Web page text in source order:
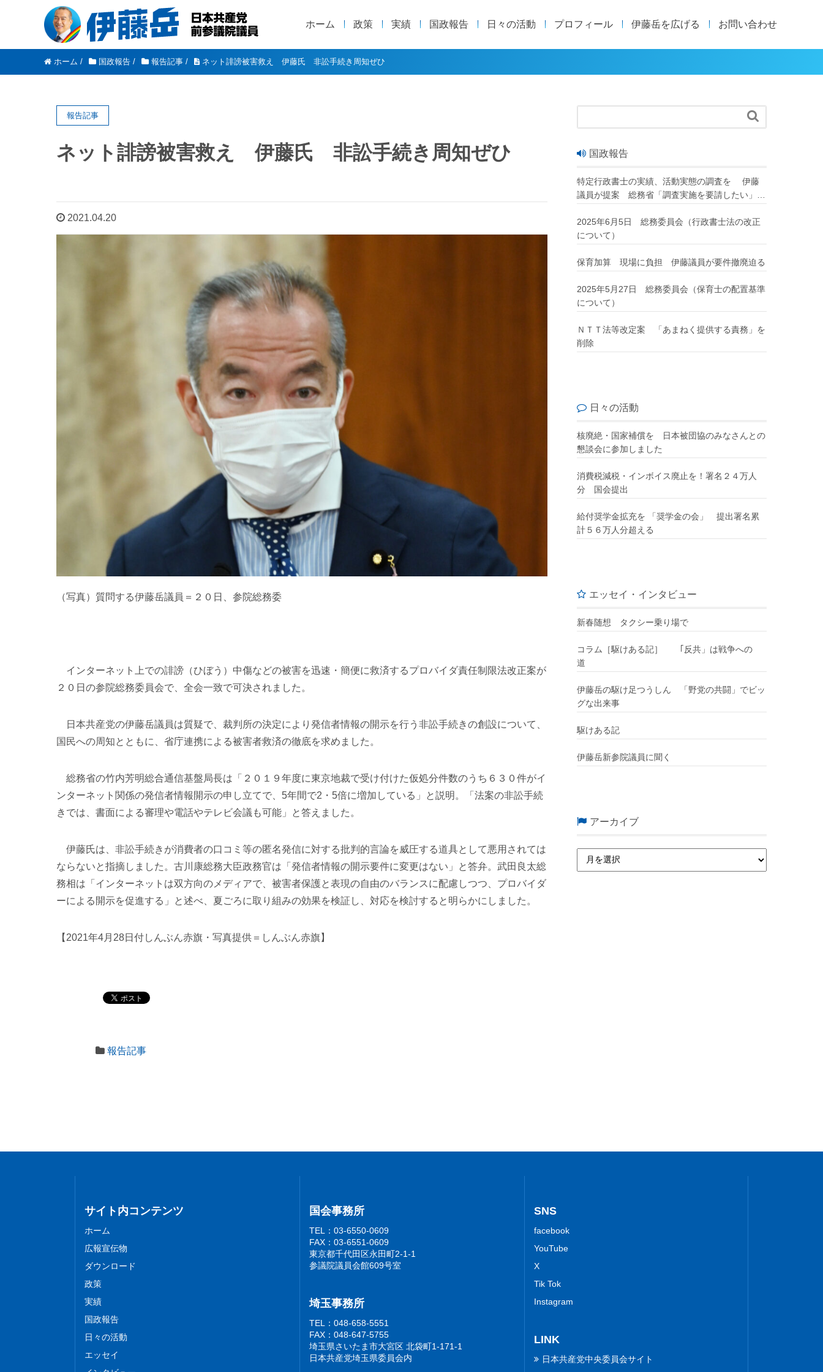
ホーム 政策 実績 国政報告 日々の活動 プロフィール 伊藤岳を広げる お問い合わせ
ホーム / 国政報告 / 報告記事 / ネット誹謗被害救え 伊藤氏 非訟手続き周知ぜひ
報告記事
ネット誹謗被害救え 伊藤氏 非訟手続き周知ぜひ
2021.04.20
（写真）質問する伊藤岳議員＝２０日、参院総務委
インターネット上での誹謗（ひぼう）中傷などの被害を迅速・簡便に救済するプロバイダ責任制限法改正案が
２０日の参院総務委員会で、全会一致で可決されました。
日本共産党の伊藤岳議員は質疑で、裁判所の決定により発信者情報の開示を行う非訟手続きの創設について、
国民への周知とともに、省庁連携による被害者救済の徹底を求めました。
総務省の竹内芳明総合通信基盤局長は「２０１９年度に東京地裁で受け付けた仮処分件数のうち６３０件がイ
ンターネット関係の発信者情報開示の申し立てで、5年間で2・5倍に増加している」と説明。「法案の非訟手続
きでは、書面による審理や電話やテレビ会議も可能」と答えました。
伊藤氏は、非訟手続きが消費者の口コミ等の匿名発信に対する批判的言論を威圧する道具として悪用されては
ならないと指摘しました。古川康総務大臣政務官は「発信者情報の開示要件に変更はない」と答弁。武田良太総
務相は「インターネットは双方向のメディアで、被害者保護と表現の自由のバランスに配慮しつつ、プロバイダ
ーによる開示を促進する」と述べ、夏ごろに取り組みの効果を検証し、対応を検討すると明らかにしました。
【2021年4月28日付しんぶん赤旗・写真提供＝しんぶん赤旗】
報告記事

国政報告
特定行政書士の実績、活動実態の調査を 伊藤
議員が提案 総務省「調査実施を要請したい」
2025年6月5日 総務委員会（行政書士法の改正
について）
保育加算 現場に負担 伊藤議員が要件撤廃迫る
2025年5月27日 総務委員会（保育士の配置基準
について）
ＮＴＴ法等改定案 「あまねく提供する責務」を
削除
日々の活動
核廃絶・国家補償を 日本被団協のみなさんとの
懇談会に参加しました
消費税減税・インボイス廃止を！署名２４万人
分 国会提出
給付奨学金拡充を 「奨学金の会」 提出署名累
計５６万人分超える
エッセイ・インタビュー
新春随想 タクシー乗り場で
コラム［駆けある記］ ｢反共」は戦争への
道
伊藤岳の駆け足つうしん 「野党の共闘」でビッ
グな出来事
駆けある記
伊藤岳新参院議員に聞く
アーカイブ
サイト内コンテンツ
ホーム
広報宣伝物
ダウンロード
政策
実績
国政報告
日々の活動
エッセイ
国会事務所
TEL：03-6550-0609
FAX：03-6551-0609
東京都千代田区永田町2-1-1
参議院議員会館609号室
埼玉事務所
TEL：048-658-5551
FAX：048-647-5755
埼玉県さいたま市大宮区 北袋町1-171-1
日本共産党埼玉県委員会内
SNS
facebook
YouTube
X
Tik Tok
Instagram
LINK
日本共産党中央委員会サイト